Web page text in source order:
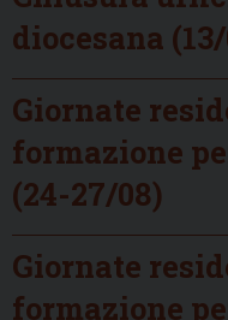
diocesana
Giornate
formazione
(24-27/08)
Giornate
formazione